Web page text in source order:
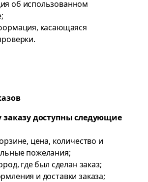
об использованном
касающаяся
доступны следующие
цена, количество и
пожелания;
где был сделан заказ;
и доставки заказа;